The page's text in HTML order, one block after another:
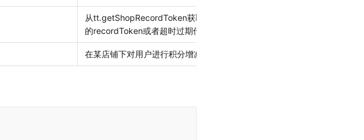
从tt.getShopRecordToken获取的recordToken，需要即获即用，传入错误
的recordToken或者超时过期传入，均会返回校验失败
在某店铺下对用户进行积分增减的前提是，该用户必须是该店铺的会员